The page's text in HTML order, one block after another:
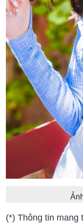
(*) Thông tin mang